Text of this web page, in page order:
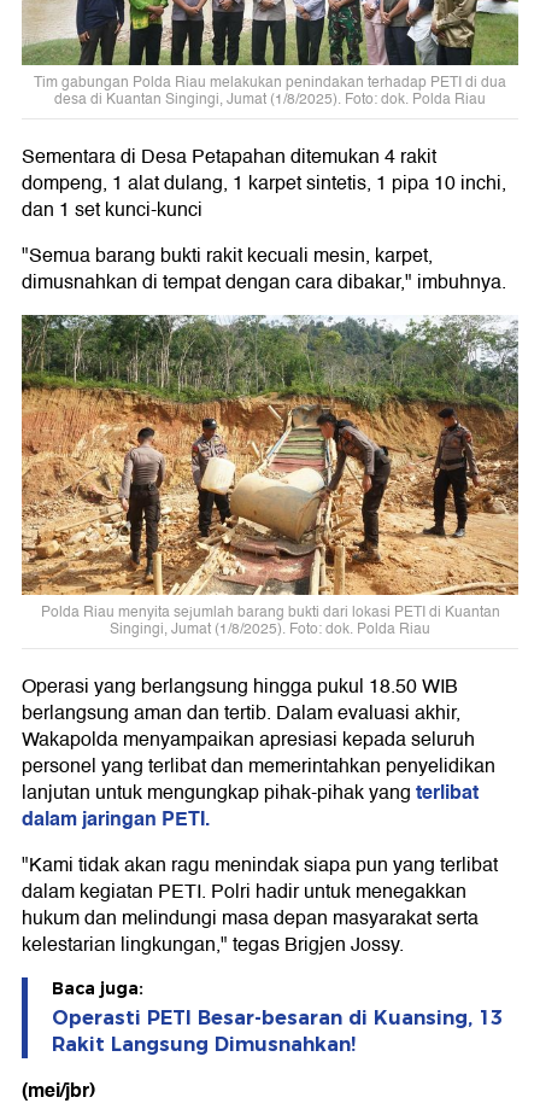
Tim gabungan Polda Riau melakukan penindakan terhadap PETI di dua
desa di Kuantan Singingi, Jumat (1/8/2025). Foto: dok. Polda Riau
Sementara di Desa Petapahan ditemukan 4 rakit
dompeng, 1 alat dulang, 1 karpet sintetis, 1 pipa 10 inchi,
dan 1 set kunci-kunci
"Semua barang bukti rakit kecuali mesin, karpet,
dimusnahkan di tempat dengan cara dibakar," imbuhnya.
Polda Riau menyita sejumlah barang bukti dari lokasi PETI di Kuantan
Singingi, Jumat (1/8/2025). Foto: dok. Polda Riau
Operasi yang berlangsung hingga pukul 18.50 WIB
berlangsung aman dan tertib. Dalam evaluasi akhir,
Wakapolda menyampaikan apresiasi kepada seluruh
personel yang terlibat dan memerintahkan penyelidikan
lanjutan untuk mengungkap pihak-pihak yangterlibat
dalam jaringan PETI.
"Kami tidak akan ragu menindak siapa pun yang terlibat
dalam kegiatan PETI. Polri hadir untuk menegakkan
hukum dan melindungi masa depan masyarakat serta
kelestarian lingkungan," tegas Brigjen Jossy.
Baca juga:
Operasti PETI Besar-besaran di Kuansing, 13
Rakit Langsung Dimusnahkan!
(mei/jbr)